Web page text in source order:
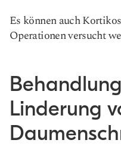
Es können auch
Operationen versucht
Linderung